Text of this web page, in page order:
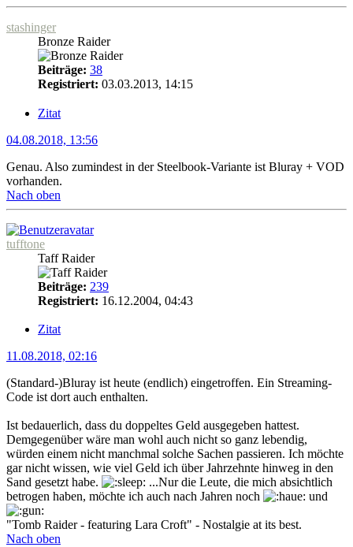
stashinger
Bronze Raider
Beiträge: 38
Registriert: 03.03.2013, 14:15
Zitat
04.08.2018, 13:56
Genau. Also zumindest in der Steelbook-Variante ist Bluray + VOD
vorhanden.
Nach oben
tufftone
Taff Raider
Beiträge: 239
Registriert: 16.12.2004, 04:43
Zitat
11.08.2018, 02:16
(Standard-)Bluray ist heute (endlich) eingetroffen. Ein Streaming-
Code ist dort auch enthalten.
Ist bedauerlich, dass du doppeltes Geld ausgegeben hattest.
Demgegenüber wäre man wohl auch nicht so ganz lebendig,
würden einem nicht manchmal solche Sachen passieren. Ich möchte
gar nicht wissen, wie viel Geld ich über Jahrzehnte hinweg in den
Sand gesetzt habe.
...Nur die Leute, die mich absichtlich
betrogen haben, möchte ich auch nach Jahren noch
und
"Tomb Raider - featuring Lara Croft" - Nostalgie at its best.
Nach oben